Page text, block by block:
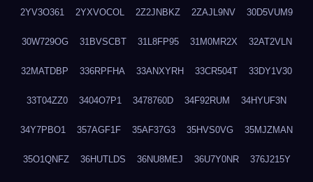
2YV3O361 2YXVOCOL 2Z2JNBKZ 2ZAJL9NV 30D5VUM9
30W729OG 31BVSCBT 31L8FP95 31M0MR2X 32AT2VLN
32MATDBP 336RPFHA 33ANXYRH 33CR504T 33DY1V30
33T04ZZ0 3404O7P1 3478760D 34F92RUM 34HYUF3N
34Y7PBO1 357AGF1F 35AF37G3 35HVS0VG 35MJZMAN
35O1QNFZ 36HUTLDS 36NU8MEJ 36U7Y0NR 376J215Y